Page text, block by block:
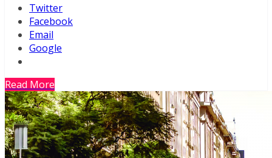
Twitter
Facebook
Email
Google
Read More